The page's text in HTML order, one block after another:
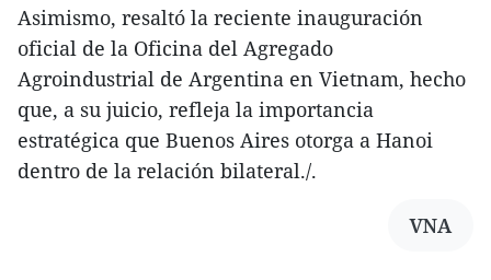
Asimismo, resaltó la reciente inauguración
oficial de la Oficina del Agregado
Agroindustrial de Argentina en Vietnam, hecho
que, a su juicio, refleja la importancia
estratégica que Buenos Aires otorga a Hanoi
dentro de la relación bilateral./.
VNA